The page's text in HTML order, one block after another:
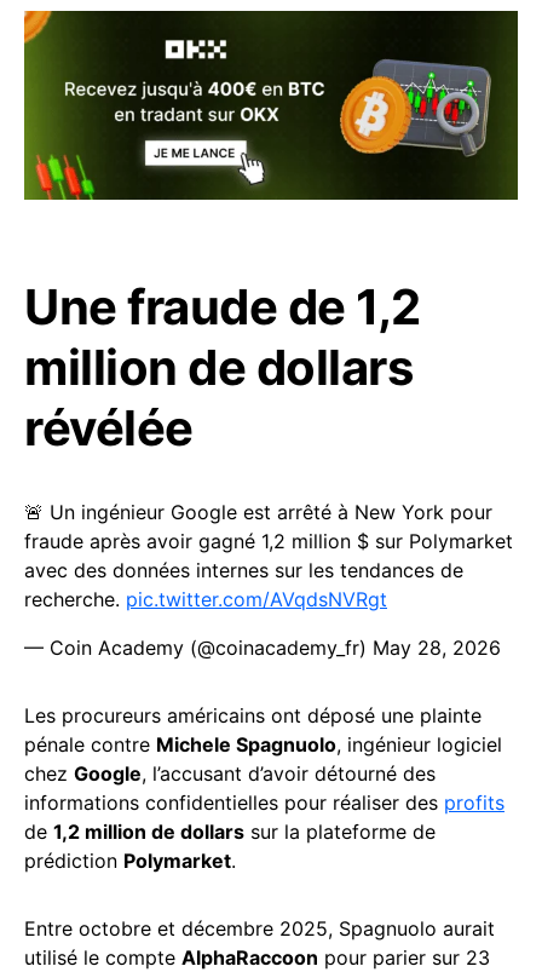
Une fraude de 1,2
million de dollars
révélée
🚨 Un ingénieur Google est arrêté à New York pour
fraude après avoir gagné 1,2 million $ sur Polymarket
avec des données internes sur les tendances de
recherche. pic.twitter.com/AVqdsNVRgt
— Coin Academy (@coinacademy_fr) May 28, 2026
Les procureurs américains ont déposé une plainte
pénale contre Michele Spagnuolo, ingénieur logiciel
chez Google, l’accusant d’avoir détourné des
informations confidentielles pour réaliser des profits
de 1,2 million de dollars sur la plateforme de
prédiction Polymarket.
Entre octobre et décembre 2025, Spagnuolo aurait
utilisé le compte AlphaRaccoon pour parier sur 23